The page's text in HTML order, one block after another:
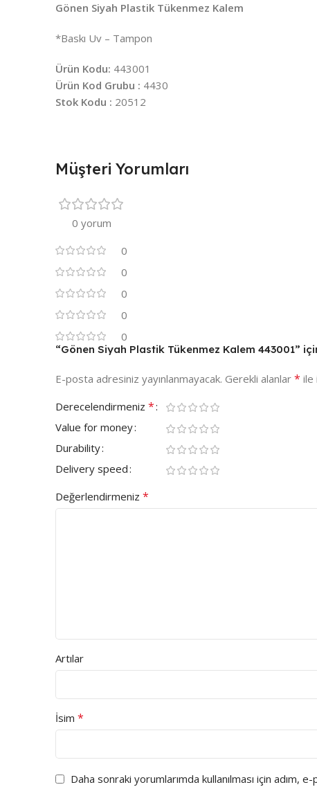
Gönen Siyah Plastik Tükenmez Kalem
*Baskı Uv – Tampon
Ürün Kodu: 443001
Ürün Kod Grubu : 4430
Stok Kodu : 20512
Müşteri Yorumları
0 yorum
0
0
0
0
0
“Gönen Siyah Plastik Tükenmez Kalem 443001”
E-posta adresiniz yayınlanmayacak. Gerekli alanlar * ile
Derecelendirmeniz *
Value for money
Durability
Delivery speed
Değerlendirmeniz *
Artılar
İsim *
Daha sonraki yorumlarımda kullanılması için